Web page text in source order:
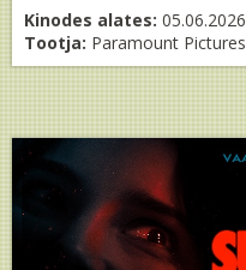
Kinodes alates: 05.06.2026
Tootja: Paramount Pictures